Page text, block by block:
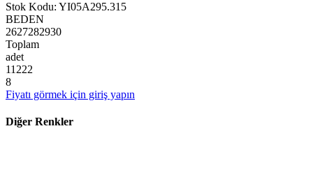
Stok Kodu: YI05A295.315
BEDEN
2627282930
Toplam
adet
11 222
8
Fiyatı görmek için giriş yapın
Diğer Renkler